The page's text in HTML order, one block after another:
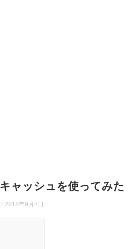
ャッシュを使ってみた
2018年9月8日